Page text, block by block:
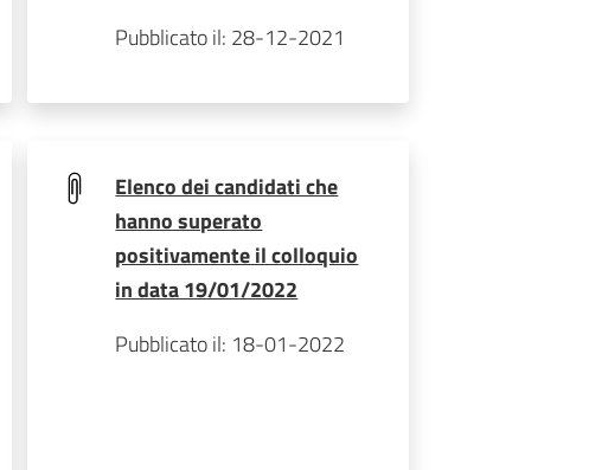
Pubblicato il: 28-12-2021
Elenco dei candidati che
hanno superato
positivamente il colloquio
in data 19/01/2022
Pubblicato il: 18-01-2022